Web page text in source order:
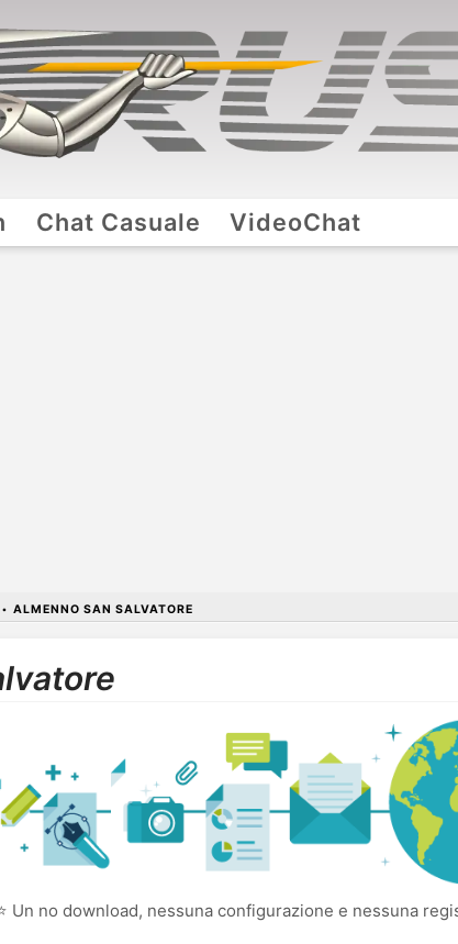
Chat Casuale VideoChat
• ALMENNO SAN SALVATORE
Un no download, nessuna configurazione e nessuna